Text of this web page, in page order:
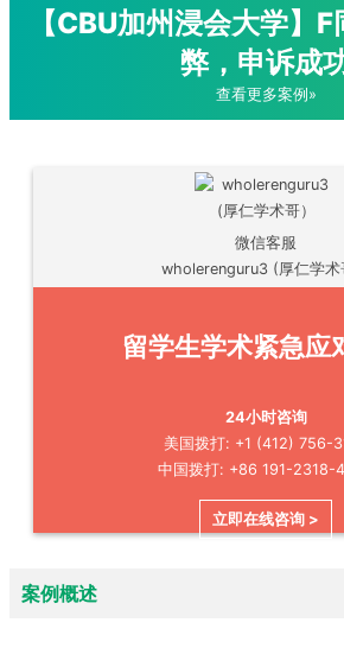
【CBU加州浸会大学】
弊，申诉成
查看更多案例»
微信客服
wholerenguru3 (厚仁学术
留学生学术紧急应
24小时咨询
美国拨打: +1 (412) 756-
中国拨打: +86 191-2318-
立即在线咨询 >
案例概述